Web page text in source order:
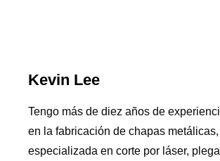
Kevin Lee
Tengo más de diez años de
en la fabricación de chapas metálicas,
especializada en corte por láser,